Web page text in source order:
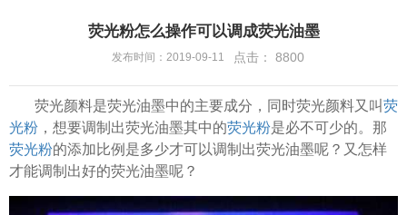
荧光粉怎么操作可以调成荧光油墨
发布时间：2019-09-11 点击： 8800
荧光颜料是荧光油墨中的主要成分，同时荧光颜料又叫荧
光粉 ，想要调制出荧光油墨其中的荧光粉是必不可少的。那
荧光粉的添加比例是多少才可以调制出荧光油墨呢？又怎样
才能调制出好的荧光油墨呢？